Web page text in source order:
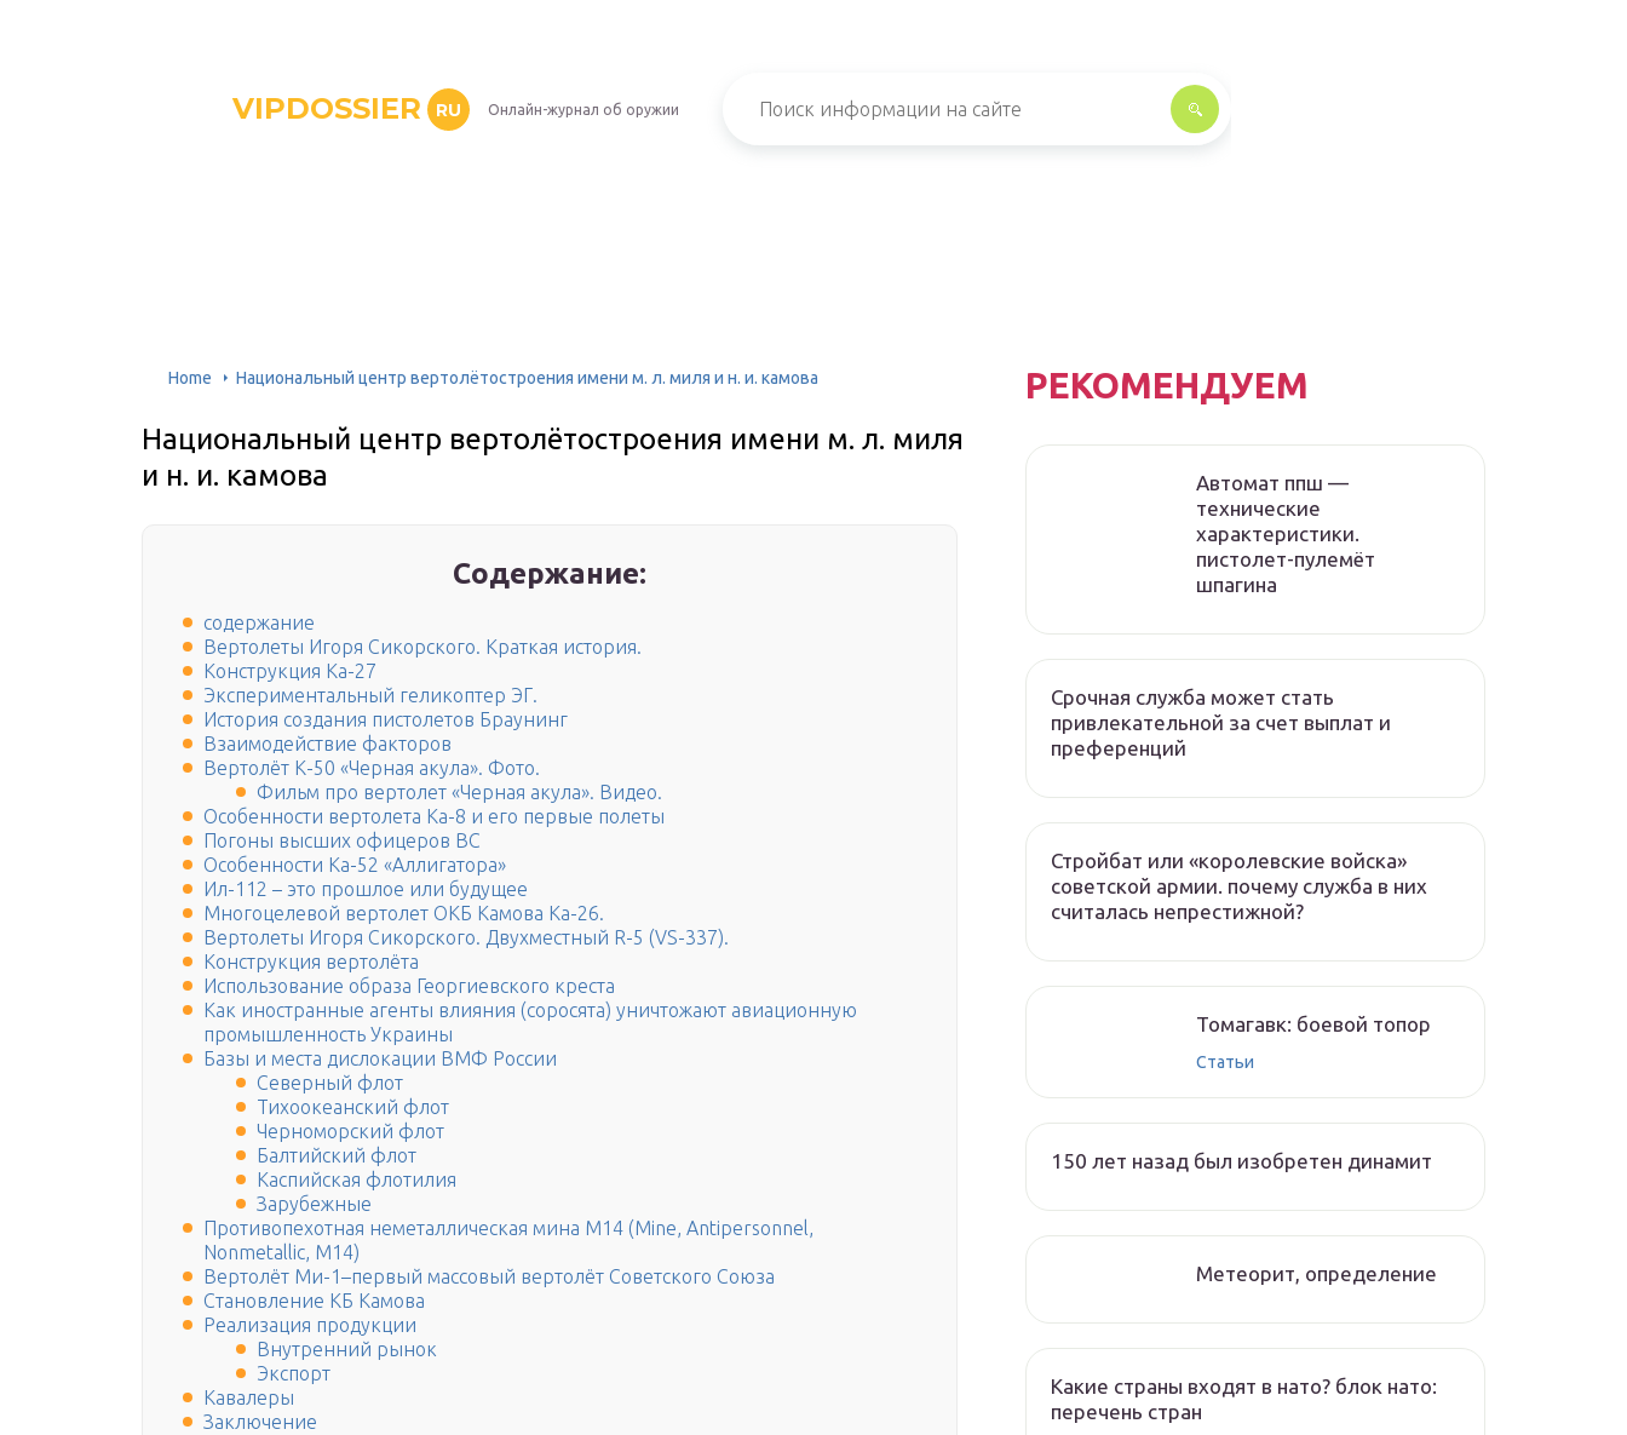
VIPDOSSIER RU Онлайн-журнал об оружии
Home Национальный центр вертолётостроения имени м. л. миля и н. и. камова
Национальный центр вертолётостроения имени м. л. миля
и н. и. камова
Содержание:
содержание
Вертолеты Игоря Сикорского. Краткая история.
Конструкция Ка-27
Экспериментальный геликоптер ЭГ.
История создания пистолетов Браунинг
Взаимодействие факторов
Вертолёт К-50 «Черная акула». Фото.
Фильм про вертолет «Черная акула». Видео.
Особенности вертолета Ка-8 и его первые полеты
Погоны высших офицеров ВС
Особенности Ка-52 «Аллигатора»
Ил-112 – это прошлое или будущее
Многоцелевой вертолет ОКБ Камова Ка-26.
Вертолеты Игоря Сикорского. Двухместный R-5 (VS-337).
Конструкция вертолёта
Использование образа Георгиевского креста
Как иностранные агенты влияния (соросята) уничтожают авиационную
промышленность Украины
Базы и места дислокации ВМФ России
Северный флот
Тихоокеанский флот
Черноморский флот
Балтийский флот
Каспийская флотилия
Зарубежные
Противопехотная неметаллическая мина М14 (Mine, Antipersonnel,
Nonmetallic, M14)
Вертолёт Ми-1–первый массовый вертолёт Советского Союза
Становление КБ Камова
Реализация продукции
Внутренний рынок
Экспорт
Кавалеры
Заключение
РЕКОМЕНДУЕМ
Автомат ппш —
технические
характеристики.
пистолет-пулемёт
шпагина
Срочная служба может стать
привлекательной за счет выплат и
преференций
Стройбат или «королевские войска»
советской армии. почему служба в них
считалась непрестижной?
Томагавк: боевой топор
Статьи
150 лет назад был изобретен динамит
Метеорит, определение
Какие страны входят в нато? блок нато:
перечень стран